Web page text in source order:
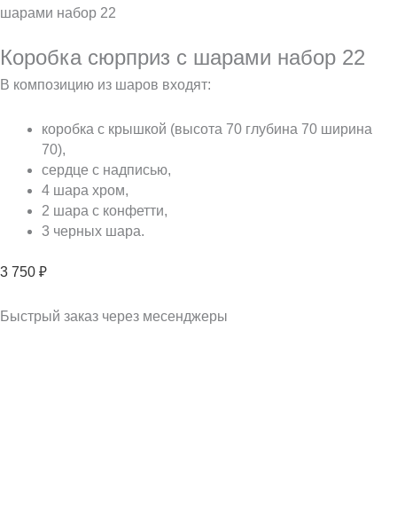
шарами набор 22
Коробка сюрприз с шарами набор 22
В композицию из шаров входят:
коробка с крышкой (высота 70 глубина 70 ширина
70),
сердце с надписью,
4 шара хром,
2 шара с конфетти,
3 черных шара.
3 750 ₽
Быстрый заказ через месенджеры